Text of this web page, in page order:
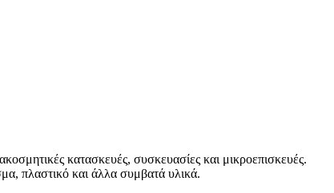
κατασκευές, συσκευασίες και μικροεπισκευές.
πλαστικό και άλλα συμβατά υλικά.